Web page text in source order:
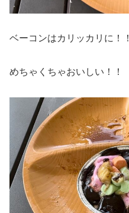
ベーコンはカリッカリに！！
めちゃくちゃおいしい！！